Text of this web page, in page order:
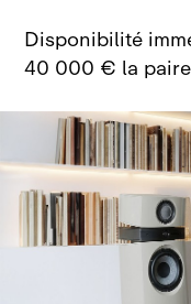
Disponibilité
40 000 € la